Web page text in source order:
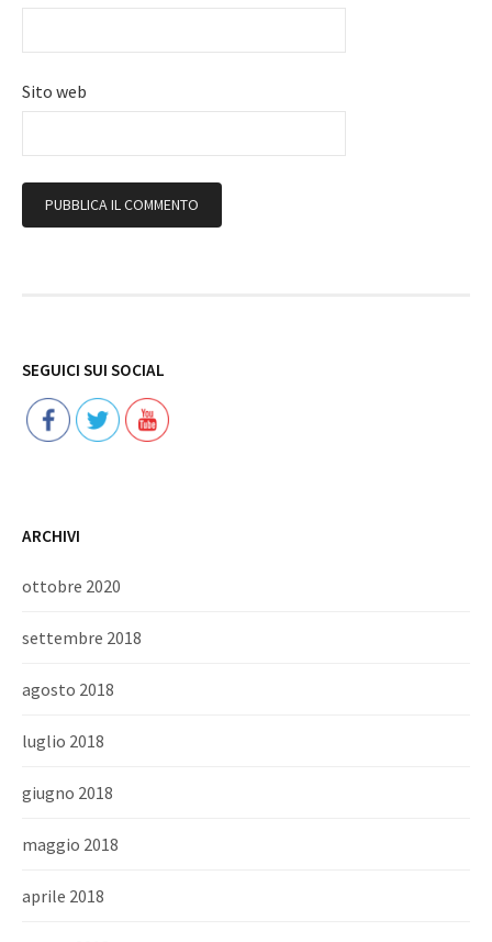
Sito web
SEGUICI SUI SOCIAL
ARCHIVI
ottobre 2020
settembre 2018
agosto 2018
luglio 2018
giugno 2018
maggio 2018
aprile 2018